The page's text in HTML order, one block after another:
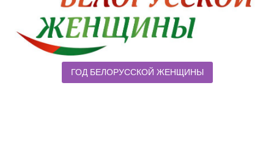
ГОД БЕЛОРУССКОЙ ЖЕНЩИНЫ